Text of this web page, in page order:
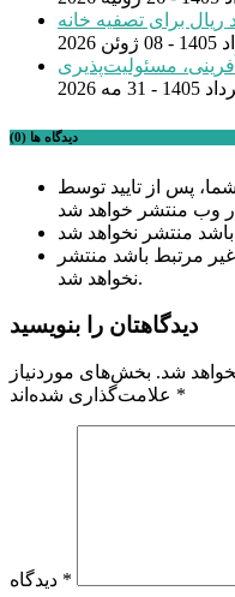
و ۳۶۰ میلیارد ریال برای تصفیه خانه
مسئولیت‌پذیری
دیدگاه ها (0)
پس از تایید توسط
مرتبط باشد منتشر
نخواهد شد.
دیدگاهتان را بنویسید
شد. بخش‌های موردنیاز
*
*